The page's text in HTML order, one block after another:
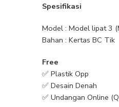
Spesifikasi
Model : Model lipat 3
Bahan : Kertas BC Tik
Free
✅ Plastik Opp
✅ Desain Denah
✅ Undangan Online